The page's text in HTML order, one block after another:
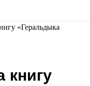
«Геральдыка
книгу